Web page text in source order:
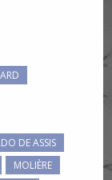
DE ASSIS
MOLIÈRE